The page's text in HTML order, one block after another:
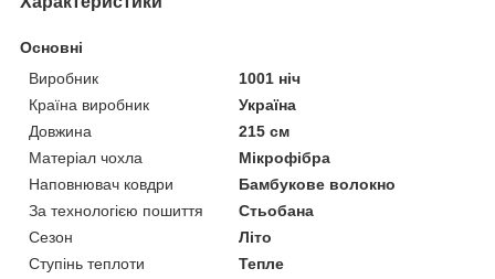
Основні
Виробник
1001 ніч
Країна виробник
Україна
Довжина
215 см
Матеріал чохла
Мікрофібра
Наповнювач ковдри
Бамбукове волокно
За технологією пошиття
Стьобана
Сезон
Літо
Ступінь теплоти
Тепле